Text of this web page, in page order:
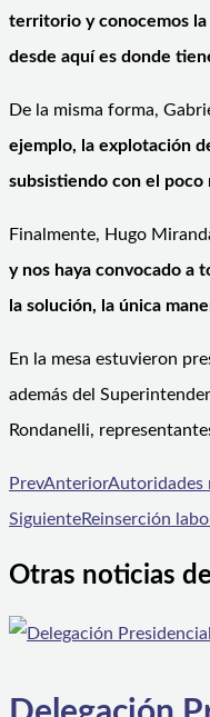
territorio y conocemos la
desde aquí es donde
De la misma forma,
ejemplo, la explotación
subsistiendo con el poco
Finalmente, Hugo
y nos haya convocado a
la solución, la única
En la mesa estuvieron
además del
Rondanelli,
PrevAnteriorAutoridades
SiguienteReinserción
Otras noticias